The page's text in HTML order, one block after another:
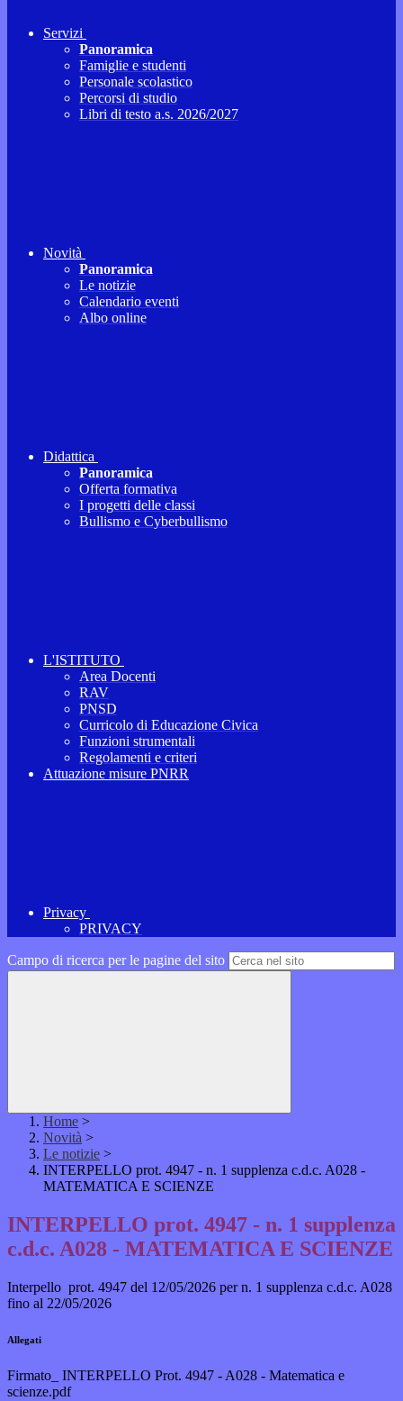
Servizi
Panoramica
Famiglie e studenti
Personale scolastico
Percorsi di studio
Libri di testo a.s. 2026/2027
Novità
Panoramica
Le notizie
Calendario eventi
Albo online
Didattica
Panoramica
Offerta formativa
I progetti delle classi
Bullismo e Cyberbullismo
L'ISTITUTO
Area Docenti
RAV
PNSD
Curricolo di Educazione Civica
Funzioni strumentali
Regolamenti e criteri
Attuazione misure PNRR
Privacy
PRIVACY
Campo di ricerca per le pagine del sito
Home >
Novità >
Le notizie >
INTERPELLO prot. 4947 - n. 1 supplenza c.d.c. A028 -
MATEMATICA E SCIENZE
INTERPELLO prot. 4947 - n. 1 supplenza
c.d.c. A028 - MATEMATICA E SCIENZE
Interpello prot. 4947 del 12/05/2026 per n. 1 supplenza c.d.c. A028
fino al 22/05/2026
Allegati
Firmato_ INTERPELLO Prot. 4947 - A028 - Matematica e
scienze.pdf